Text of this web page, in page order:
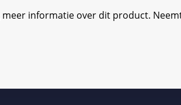
meer informatie over dit product.